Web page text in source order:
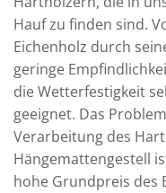
Hauf zu finden sind.
Eichenholz durch
geringe
die Wetterfestigkeit
geeignet. Das
Verarbeitung des
Hängemattengestell
hohe Grundpreis des